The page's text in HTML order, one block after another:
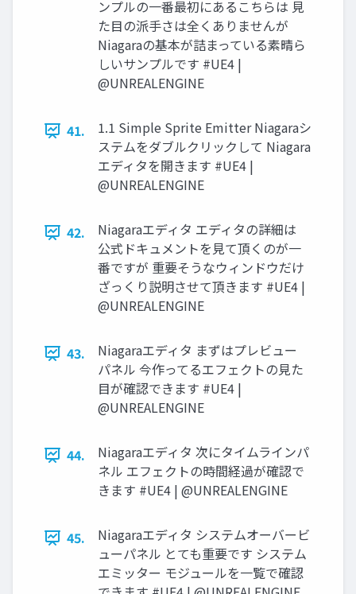
ンプルの一番最初にあるこちらは 見
た目の派手さは全くありませんが
Niagaraの基本が詰まっている素晴ら
しいサンプルです #UE4 |
@UNREALENGINE
41.
1.1 Simple Sprite Emitter Niagaraシ
ステムをダブルクリックして Niagara
エディタを開きます #UE4 |
@UNREALENGINE
42.
Niagaraエディタ エディタの詳細は
公式ドキュメントを見て頂くのが一
番ですが 重要そうなウィンドウだけ
ざっくり説明させて頂きます #UE4 |
@UNREALENGINE
43.
Niagaraエディタ まずはプレビュー
パネル 今作ってるエフェクトの見た
目が確認できます #UE4 |
@UNREALENGINE
44.
Niagaraエディタ 次にタイムラインパ
ネル エフェクトの時間経過が確認で
きます #UE4 | @UNREALENGINE
45.
Niagaraエディタ システムオーバービ
ューパネル とても重要です システム
エミッター モジュールを一覧で確認